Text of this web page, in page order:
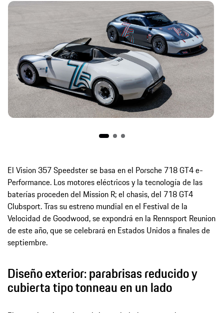
El Vision 357 Speedster se basa en el Porsche 718 GT4 e-
Performance. Los motores eléctricos y la tecnología de las
baterías proceden del Mission R; el chasis, del 718 GT4
Clubsport. Tras su estreno mundial en el Festival de la
Velocidad de Goodwood, se expondrá en la Rennsport Reunion
de este año, que se celebrará en Estados Unidos a finales de
septiembre.
Diseño exterior: parabrisas reducido y
cubierta tipo tonneau en un lado